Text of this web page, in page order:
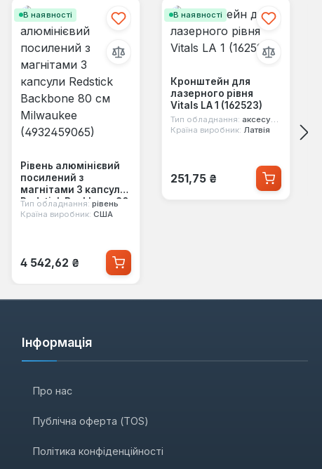
В наявності
Рівень алюмінієвий
посилений з
магнітами 3 капсули
Redstick Backbone 80
см Milwaukee
Тип обладнання: рівень
Країна виробник: США
Звичайна ціна:
4 542,62 ₴
В наявності
Кронштейн для
лазерного рівня
Vitals LA 1 (162523)
Тип обладнання: аксесуари
Країна виробник: Латвія
Звичайна ціна:
251,75 ₴
Інформація
Про нас
Публічна оферта (TOS)
Політика конфіденційності